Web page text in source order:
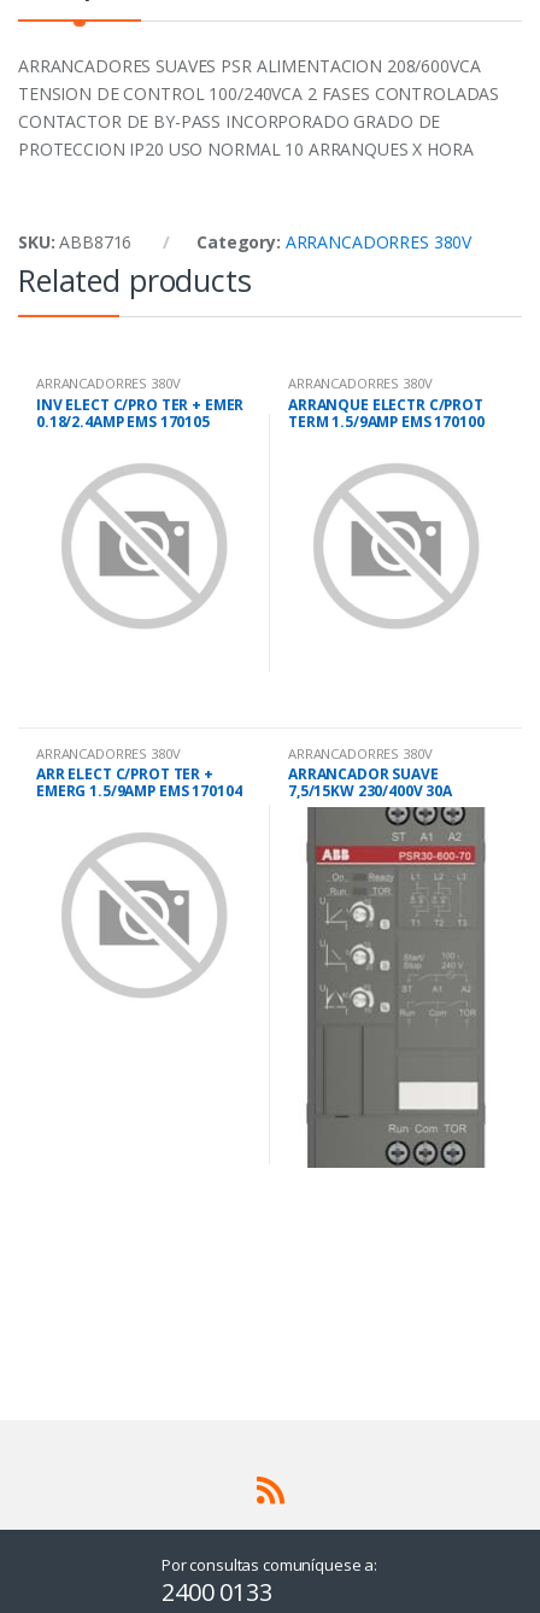
ARRANCADORES SUAVES PSR ALIMENTACION 208/600VCA
TENSION DE CONTROL 100/240VCA 2 FASES CONTROLADAS
CONTACTOR DE BY-PASS INCORPORADO GRADO DE
PROTECCION IP20 USO NORMAL 10 ARRANQUES X HORA
SKU:ABB8716 Category: ARRANCADORRES 380V
Related products
ARRANCADORRES 380V
INV ELECT C/PRO TER + EMER
0.18/2.4AMP EMS 170105
ARRANCADORRES 380V
ARRANQUE ELECTR C/PROT
TERM 1.5/9AMP EMS 170100
ARRANCADORRES 380V
ARR ELECT C/PROT TER +
EMERG 1.5/9AMP EMS 170104
ARRANCADORRES 380V
ARRANCADOR SUAVE
7,5/15KW 230/400V 30A
PSR30-600-70
Por consultas comuníquese a:
2400 0133